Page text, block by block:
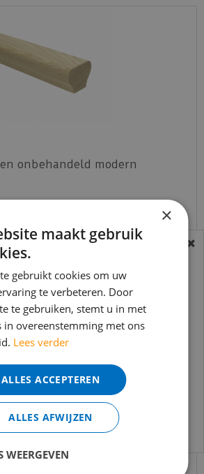
onbehandeld modern
Bekijk product
met de vakantie periode zijn wij
telefonisch helaas niet
uiteraard verwerkt
minder snel dan wat je van ons
kan je ons bereiken via
×
maakt gebruik
gebruikt cookies om uw
te verbeteren. Door
te gebruiken, stemt u in met
in overeenstemming met ons
Lees verder
ALLES ACCEPTEREN
ALLES AFWIJZEN
WEERGEVEN